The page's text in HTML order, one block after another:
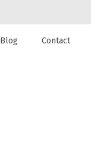
Blog Contact